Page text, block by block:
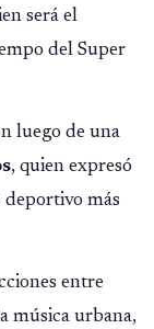
será el
del Super
luego de una
, quien expresó
más
entre
música urbana,